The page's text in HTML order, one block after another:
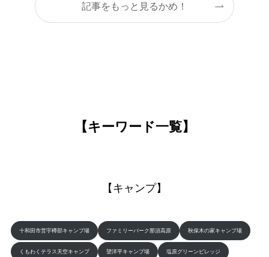
記事をもっと見るかめ！
【キーワード一覧】
【キャンプ】
十和田市営宇樽部キャンプ場 ファミリーパーク那須高原 秋保木の家キャンプ場
くもわくテラス天空キャンプ 望洋平キャンプ場 塩原グリーンビレッジ